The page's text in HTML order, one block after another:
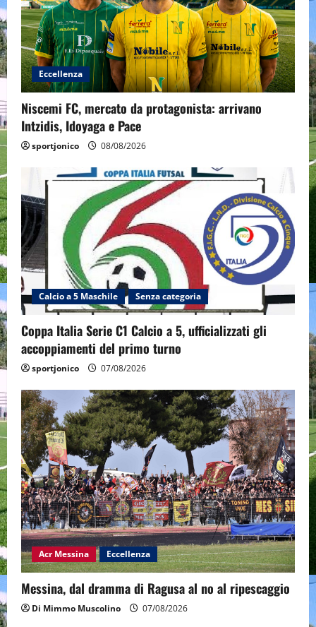
Eccellenza
Niscemi FC, mercato da protagonista: arrivano
Intzidis, Idoyaga e Pace
sportjonico 08/08/2026
Calcio a 5 Maschile Senza categoria
Coppa Italia Serie C1 Calcio a 5, ufficializzati gli
accoppiamenti del primo turno
sportjonico 07/08/2026
Acr Messina Eccellenza
Messina, dal dramma di Ragusa al no al ripescaggio
Di Mimmo Muscolino 07/08/2026